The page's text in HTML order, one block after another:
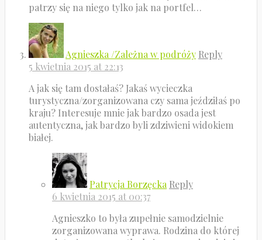
patrzy się na niego tylko jak na portfel…
Agnieszka /Zależna w podróży Reply
5 kwietnia 2015 at 22:13
A jak się tam dostałaś? Jakaś wycieczka
turystyczna/zorganizowana czy sama jeździłaś po
kraju? Interesuje mnie jak bardzo osada jest
autentyczna, jak bardzo byli zdziwieni widokiem
białej.
Patrycja Borzęcka Reply
6 kwietnia 2015 at 00:37
Agnieszko to była zupełnie samodzielnie
zorganizowana wyprawa. Rodzina do której